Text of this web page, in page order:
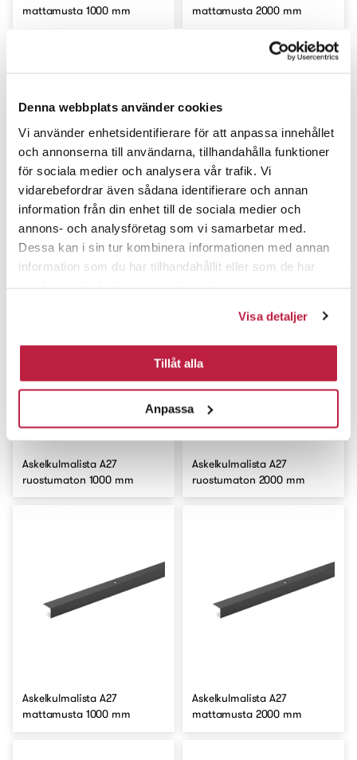
Denna webbplats använder cookies
Vi använder enhetsidentifierare för att anpassa innehållet
och annonserna till användarna, tillhandahålla funktioner
för sociala medier och analysera vår trafik. Vi
vidarebefordrar även sådana identifierare och annan
information från din enhet till de sociala medier och
annons- och analysföretag som vi samarbetar med.
Dessa kan i sin tur kombinera informationen med annan
information som du har tillhandahållit eller som de har
Visa detaljer
Tillåt alla
Anpassa
mattamusta 1000 mm
mattamusta 2000 mm
Askelkulmalista A26 messinki
1000 mm
Askelkulmalista A26 messinki
2000 mm
Askelkulmalista A27
ruostumaton 1000 mm
Askelkulmalista A27
ruostumaton 2000 mm
Askelkulmalista A27
mattamusta 1000 mm
Askelkulmalista A27
mattamusta 2000 mm